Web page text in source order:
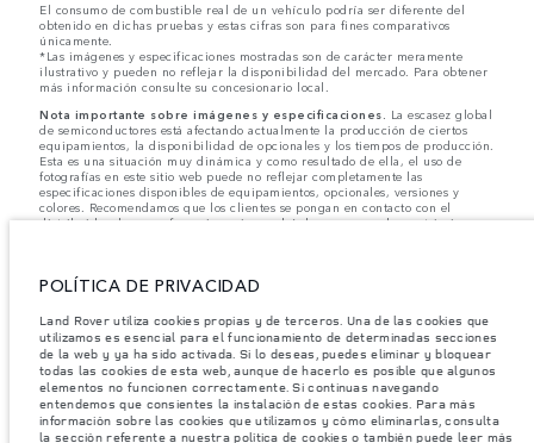
El consumo de combustible real de un vehículo podría ser diferente del
obtenido en dichas pruebas y estas cifras son para fines comparativos
únicamente.
*Las imágenes y especificaciones mostradas son de carácter meramente
ilustrativo y pueden no reflejar la disponibilidad del mercado. Para obtener
más información consulte su concesionario local.
Nota importante sobre imágenes y especificaciones. La escasez global
de semiconductores está afectando actualmente la producción de ciertos
equipamientos, la disponibilidad de opcionales y los tiempos de producción.
Esta es una situación muy dinámica y como resultado de ella, el uso de
fotografías en este sitio web puede no reflejar completamente las
especificaciones disponibles de equipamientos, opcionales, versiones y
colores. Recomendamos que los clientes se pongan en contacto con el
distribuidor de su preferencia, quien podrá dar a conocer las restricciones
Jaguar Land Rover Limited busca constantemente nuevas formas de mejorar
accesorios, por lo que se producen modificaciones de forma continua y sin
previo aviso. Según el modelo, algunas funciones serán opcionales o
vendrán incluidas de serie. La información, las especificaciones, los motores
y los colores que aparecen en esta página web se basan en las
especificaciones europeas. Estos pueden variar en función del mercado y
pueden ser modificados sin previo aviso. Algunos vehículos se muestran con
equipamiento opcional y accesorios originales que pueden no estar
disponibles en todos los mercados. Ponte en contacto con tu concesionario
POLÍTICA DE PRIVACIDAD
Land Rover utiliza cookies propias y de terceros. Una de las cookies que
utilizamos es esencial para el funcionamiento de determinadas secciones
de la web y ya ha sido activada. Si lo deseas, puedes eliminar y bloquear
todas las cookies de esta web, aunque de hacerlo es posible que algunos
elementos no funcionen correctamente. Si continuas navegando
entendemos que consientes la instalación de estas cookies. Para más
información sobre las cookies que utilizamos y cómo eliminarlas, consulta
la sección referente a nuestra política de cookies o también puede leer más